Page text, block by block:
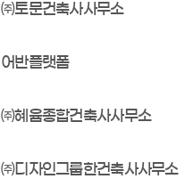
㈜토문건축사사무소
어반플랫폼
㈜혜윰종합건축사사무소
㈜디자인그룹한건축사사무소